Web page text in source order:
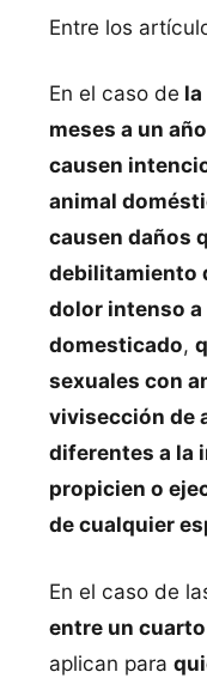
Entre los
En el caso de la
meses a un año
causen
animal
causen daños
debilitamiento
dolor intenso
domesticado,
sexuales con
vivisección de
diferentes a la
propicien o
de cualquier
En el caso de
entre un
aplican para